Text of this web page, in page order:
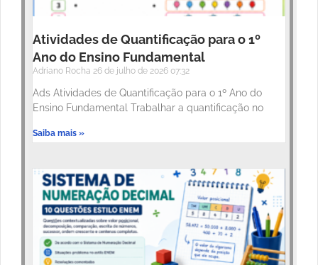
Atividades de Quantificação para o 1º
Ano do Ensino Fundamental
Adriano Rocha 26 de julho de 2026 07:32
Ads Atividades de Quantificação para o 1º Ano do
Ensino Fundamental Trabalhar a quantificação no
Saiba mais »